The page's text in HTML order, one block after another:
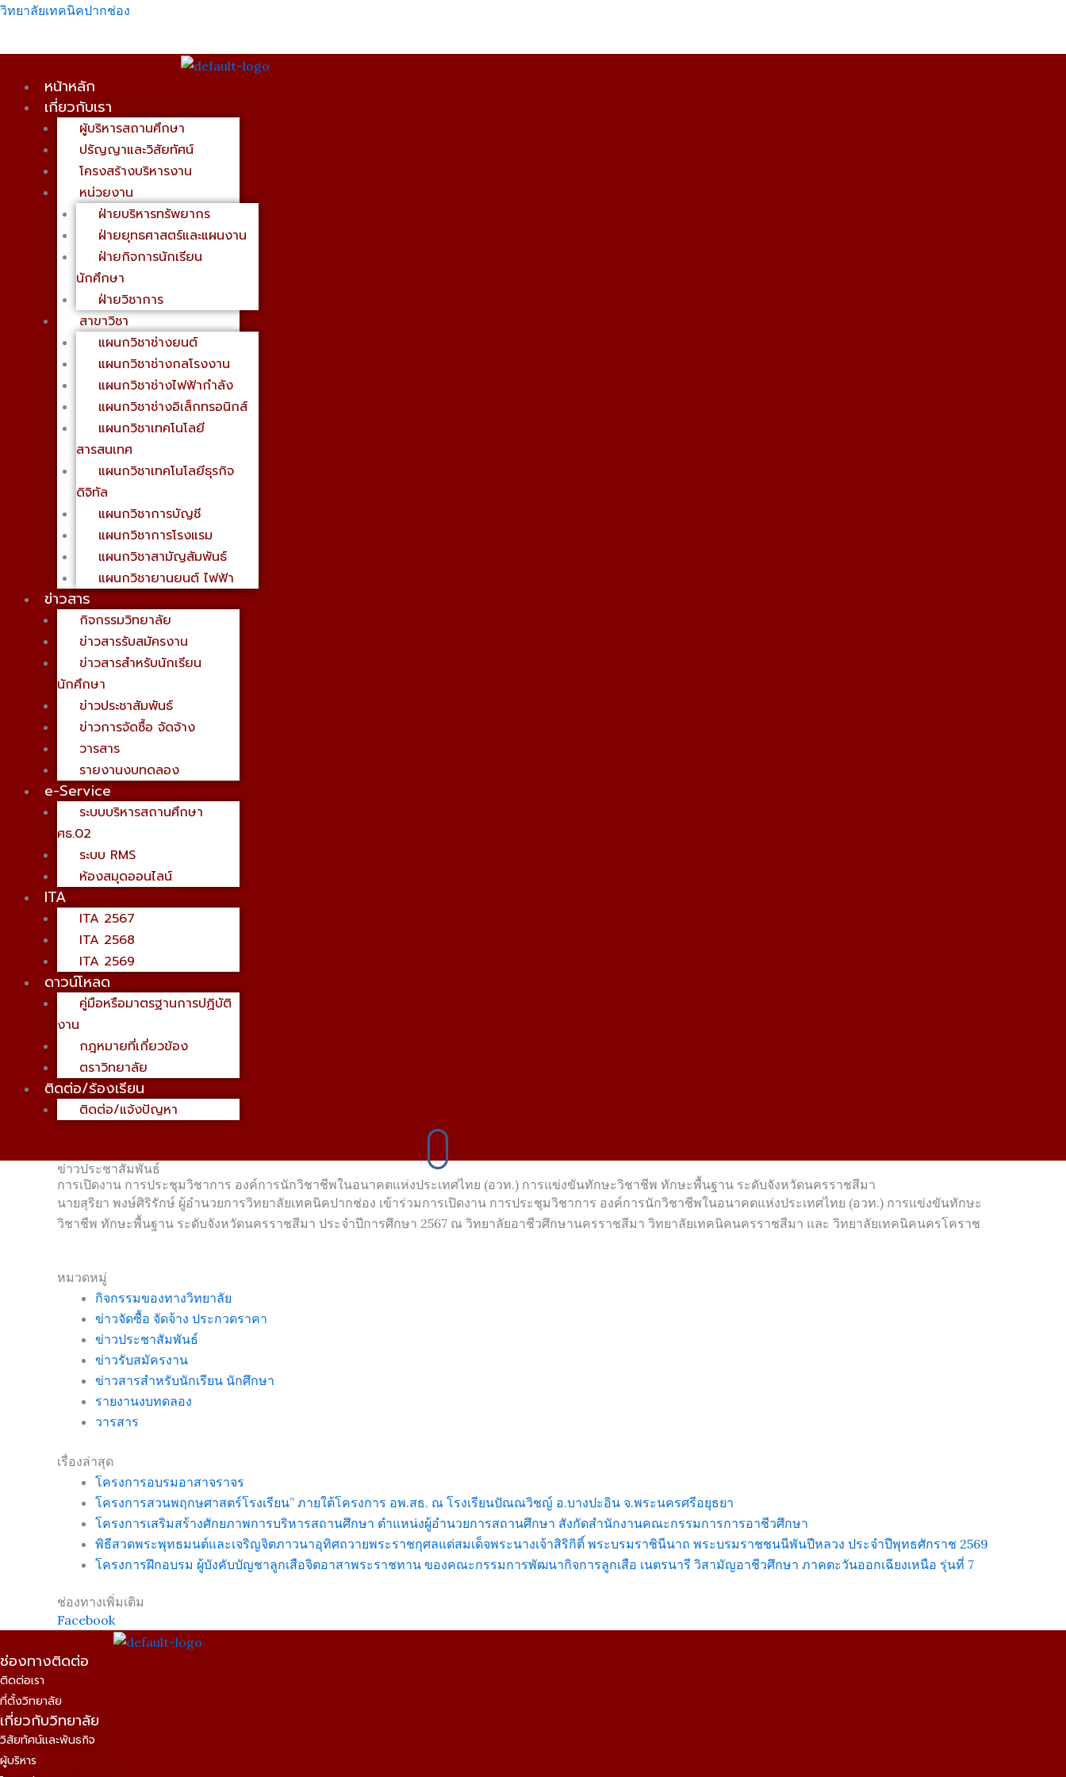
Skip
content
วิทยาลัยเทคนิคปากช่อง
เมนู
หน้าหลัก
เกี่ยวกับเรา
ผู้บริหารสถานศึกษา
ปรัญญาและวิสัยทัศน์
โครงสร้างบริหารงาน
หน่วยงาน
ฝ่ายบริหารทรัพยากร
ฝ่ายยุทธศาสตร์และแผนงาน
ฝ่ายกิจการนักเรียน
นักศึกษา
ฝ่ายวิชาการ
สาขาวิชา
แผนกวิชาช่างยนต์
แผนกวิชาช่างกลโรงงาน
แผนกวิชาช่างไฟฟ้ากำลัง
แผนกวิชาช่างอิเล็กทรอนิกส์
แผนกวิชาเทคโนโลยี
สารสนเทศ
แผนกวิชาเทคโนโลยีธุรกิจ
ดิจิทัล
แผนกวิชาการบัญชี
แผนกวิชาการโรงแรม
แผนกวิชาสามัญสัมพันธ์
แผนกวิชายานยนต์ ไฟฟ้า
ข่าวสาร
กิจกรรมวิทยาลัย
ข่าวสารรับสมัครงาน
ข่าวสารสำหรับนักเรียน
นักศึกษา
ข่าวประชาสัมพันธ์
ข่าวการจัดซื้อ จัดจ้าง
วารสาร
รายงานงบทดลอง
e-Service
ระบบบริหารสถานศึกษา
ศธ.02
ระบบ RMS
ห้องสมุดออนไลน์
ITA
ITA 2567
ITA 2568
ITA 2569
ดาวน์โหลด
คู่มือหรือมาตรฐานการปฏิบัติ
งาน
กฎหมายที่เกี่ยวข้อง
ตราวิทยาลัย
ติดต่อ/ร้องเรียน
ติดต่อ/แจ้งปัญหา
ข่าวประชาสัมพันธ์
การเปิดงาน การประชุมวิชาการ องค์การนักวิชาชีพในอนาคตแห่งประเทศไทย (อวท.) การแข่งขันทักษะวิชาชีพ ทักษะพื้นฐาน ระดับจังหวัดนครราชสีมา
นายสุริยา พงษ์ศิริรักษ์ ผู้อำนวยการวิทยาลัยเทคนิคปากช่อง เข้าร่วมการเปิดงาน การประชุมวิชาการ องค์การนักวิชาชีพในอนาคตแห่งประเทศไทย (อวท.) การแข่งขันทักษะ
วิชาชีพ ทักษะพื้นฐาน ระดับจังหวัดนครราชสีมา ประจำปีการศึกษา 2567 ณ วิทยาลัยอาชีวศึกษานครราชสีมา วิทยาลัยเทคนิคนครราชสีมา และ วิทยาลัยเทคนิคนครโคราช
หมวดหมู่
กิจกรรมของทางวิทยาลัย
ข่าวจัดซื้อ จัดจ้าง ประกวดราคา
ข่าวประชาสัมพันธ์
ข่าวรับสมัครงาน
ข่าวสารสำหรับนักเรียน นักศึกษา
รายงานงบทดลอง
วารสาร
เรื่องล่าสุด
โครงการอบรมอาสาจราจร
โครงการสวนพฤกษศาสตร์โรงเรียน” ภายใต้โครงการ อพ.สธ. ณ โรงเรียนปัณณวิชญ์ อ.บางปะอิน จ.พระนครศรีอยุธยา
โครงการเสริมสร้างศักยภาพการบริหารสถานศึกษา ตำแหน่งผู้อำนวยการสถานศึกษา สังกัดสำนักงานคณะกรรมการการอาชีวศึกษา
พิธีสวดพระพุทธมนต์และเจริญจิตภาวนาอุทิศถวายพระราชกุศลแด่สมเด็จพระนางเจ้าสิริกิติ์ พระบรมราชินีนาถ พระบรมราชชนนีพันปีหลวง ประจำปีพุทธศักราช 2569
โครงการฝึกอบรม ผู้บังคับบัญชาลูกเสือจิตอาสาพระราชทาน ของคณะกรรมการพัฒนากิจการลูกเสือ เนตรนารี วิสามัญอาชีวศึกษา ภาคตะวันออกเฉียงเหนือ รุ่นที่ 7
ช่องทางเพิ่มเติม
Facebook
ช่องทางติดต่อ
ติดต่อเรา
ที่ตั้งวิทยาลัย
เกี่ยวกับวิทยาลัย
วิสัยทัศน์และพันธกิจ
ผู้บริหาร